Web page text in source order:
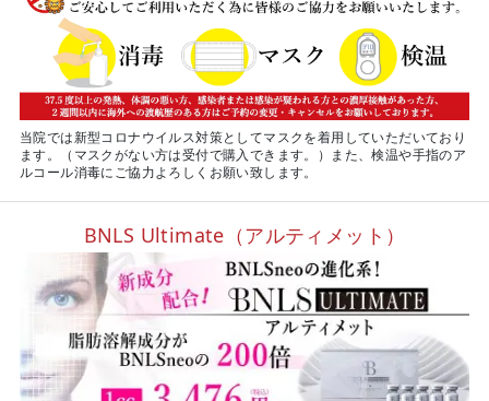
当院では新型コロナウイルス対策としてマスクを着用していただいており
ます。（マスクがない方は受付で購入できます。）また、検温や手指のア
ルコール消毒にご協力よろしくお願い致します。
BNLS Ultimate（アルティメット）